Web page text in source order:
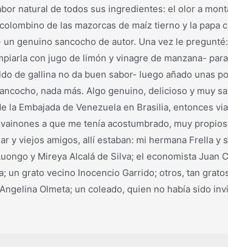
natural de todos sus ingredientes: el olor a
de las mazorcas de maíz tierno y la
genuino sancocho de autor. Una vez le
con jugo de limón y vinagre de manzana-
de gallina no da buen sabor- luego añado unas
nada más. Algo genuino, delicioso y muy
la Embajada de Venezuela en Brasilia, entonces
a que me tenía acostumbrado, muy
y viejos amigos, allí estaban: mi hermana Frella
y Mireya Alcalá de Silva; el economista
un grato vecino Inocencio Garrido; otros, tan
Olmeta; un coleado, quien no había sido